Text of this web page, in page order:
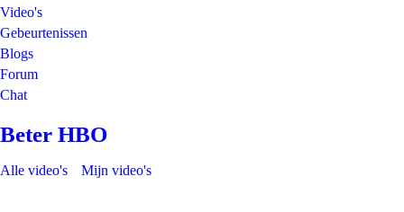
Video's
Gebeurtenissen
Blogs
Forum
Chat
Beter HBO
Alle video's Mijn video's